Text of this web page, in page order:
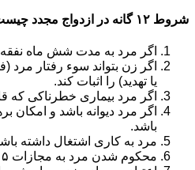
شروط ۱۲ گانه در ازدواج مجدد چیست؟
اگر مرد به مدت شش ماه نفقه
اگر زن بتواند سوء رفتار
یا تهدید) را اثبات کند.
اگر مرد بیماری خطرناکی که
اگر مرد دیوانه باشد و امکان
باشد.
مرد به کاری اشتغال داشته
محکوم شدن مرد به مجازات ۵ سال حبس و یا بیشتر.